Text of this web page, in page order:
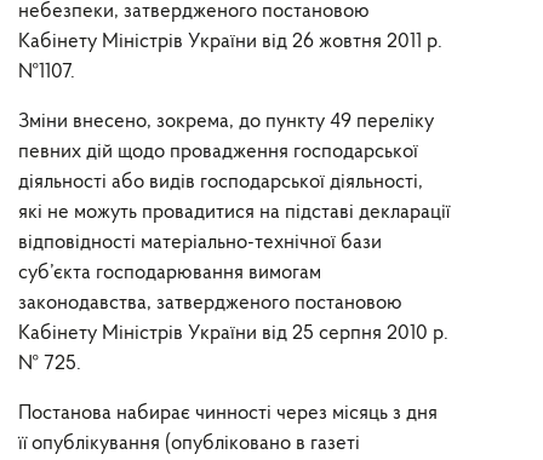
небезпеки, затвердженого постановою
Кабінету Міністрів України від 26 жовтня 2011 р.
№1107.
Зміни внесено, зокрема, до пункту 49 переліку
певних дій щодо провадження господарської
діяльності або видів господарської діяльності,
які не можуть провадитися на підставі декларації
відповідності матеріально-технічної бази
суб’єкта господарювання вимогам
законодавства, затвердженого постановою
Кабінету Міністрів України від 25 серпня 2010 р.
№ 725.
Постанова набирає чинності через місяць з дня
її опублікування (опубліковано в газеті